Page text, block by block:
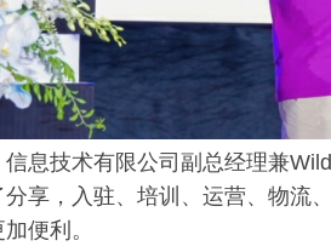
息技术有限公司副总经理兼
享，入驻、培训、运营、物流
便利。